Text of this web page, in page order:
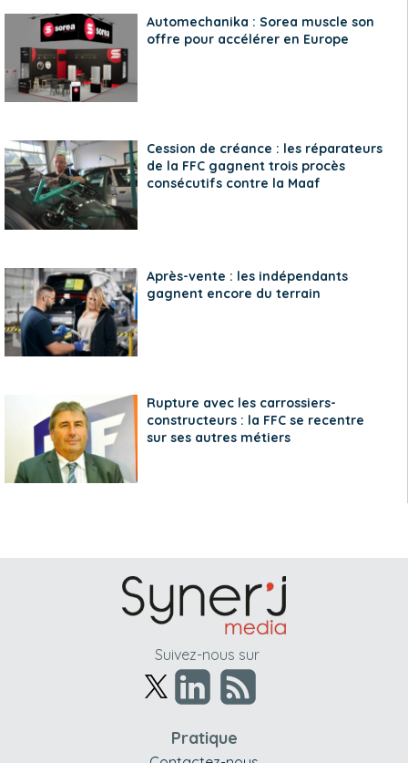
Automechanika : Sorea muscle son
offre pour accélérer en Europe
Cession de créance : les réparateurs
de la FFC gagnent trois procès
consécutifs contre la Maaf
Après-vente : les indépendants
gagnent encore du terrain
Rupture avec les carrossiers-
constructeurs : la FFC se recentre
sur ses autres métiers
Suivez-nous sur
Pratique